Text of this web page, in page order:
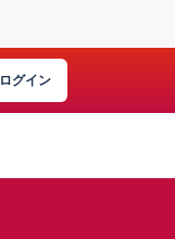
ログイン